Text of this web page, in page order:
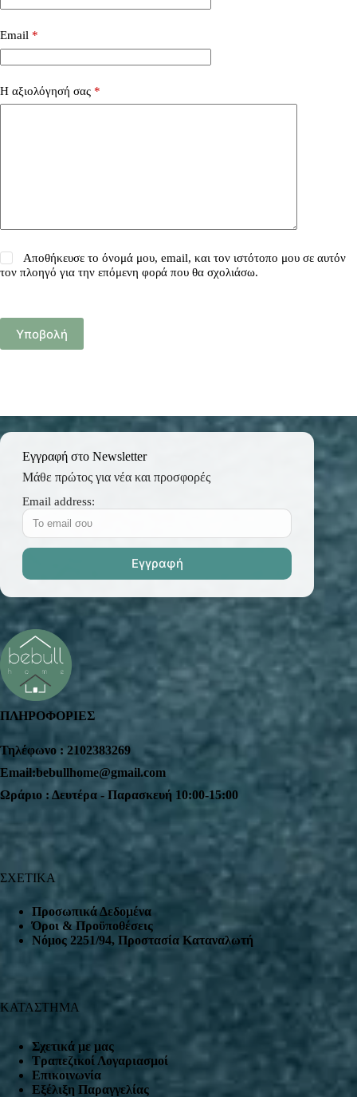
Email *
Η αξιολόγησή σας *
Αποθήκευσε το όνομά μου, email, και τον ιστότοπο μου σε αυτόν
τον πλοηγό για την επόμενη φορά που θα σχολιάσω.
Υποβολή
Εγγραφή στο Newsletter
Μάθε πρώτος για νέα και προσφορές
Email address:
ΠΛΗΡΟΦΟΡΙΕΣ
Τηλέφωνο : 2102383269
Email:bebullhome@gmail.com
Ωράριο : Δευτέρα - Παρασκευή 10:00-15:00
ΣΧΕΤΙΚΑ
Προσωπικά Δεδομένα
Όροι & Προϋποθέσεις
Nόμος 2251/94, Προστασία Καταναλωτή
ΚΑΤΑΣΤΗΜΑ
Σχετικά με μας
Τραπεζικοί Λογαριασμοί
Επικοινωνία
Εξέλιξη Παραγγελίας